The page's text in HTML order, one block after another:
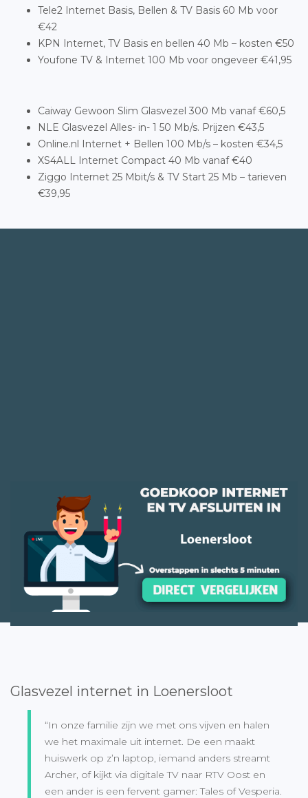
Tele2 Internet Basis, Bellen & TV Basis 60 Mb voor
€42
KPN Internet, TV Basis en bellen 40 Mb – kosten €50
Youfone TV & Internet 100 Mb voor ongeveer €41,95
Caiway Gewoon Slim Glasvezel 300 Mb vanaf €60,5
NLE Glasvezel Alles- in- 1 50 Mb/s. Prijzen €43,5
Online.nl Internet + Bellen 100 Mb/s – kosten €34,5
XS4ALL Internet Compact 40 Mb vanaf €40
Ziggo Internet 25 Mbit/s & TV Start 25 Mb – tarieven
€39,95
Glasvezel internet in Loenersloot
“In onze familie zijn we met ons vijven en halen
we het maximale uit internet. De een maakt
huiswerk op z’n laptop, iemand anders streamt
Archer, of kijkt via digitale TV naar RTV Oost en
een ander is een fervent gamer: Tales of Vesperia.